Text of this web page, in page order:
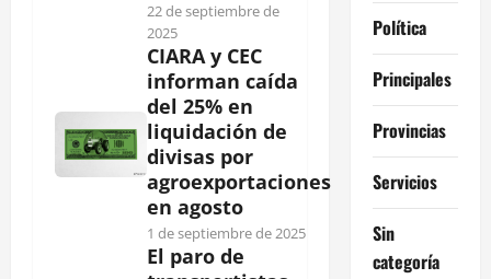
22 de septiembre de
2025
CIARA y CEC
informan caída
del 25% en
liquidación de
divisas por
agroexportaciones
en agosto
1 de septiembre de 2025
El paro de
Política
Principales
Provincias
Servicios
Sin
categoría